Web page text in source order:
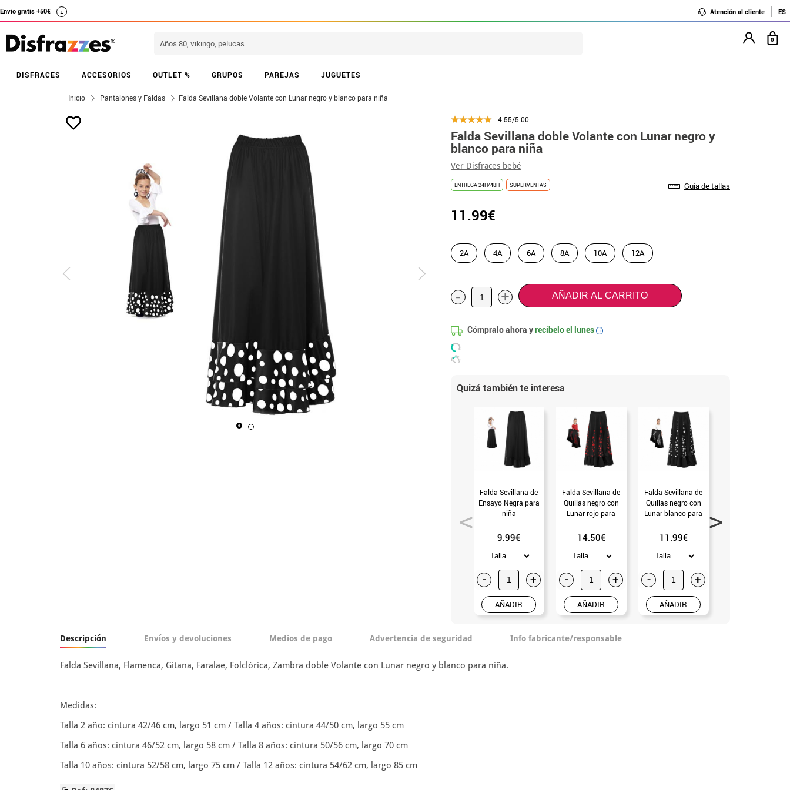
Envío gratis +50€ i Atención al cliente ES
DISFRACES ACCESORIOS OUTLET % GRUPOS PAREJAS JUGUETES
0
Inicio Pantalones y Faldas Falda Sevillana doble Volante con Lunar negro y blanco para niña
4.55/5.00
Falda Sevillana doble Volante con Lunar negro y
blanco para niña
Ver Disfraces bebé
ENTREGA 24H/48H SUPERVENTAS Guía de tallas
11.99€
2A 4A 6A 8A 10A 12A
- + AÑADIR AL CARRITO
Cómpralo ahora yrecíbelo el lunes i
Quizá también te interesa
Falda Sevillana de
Ensayo Negra para
niña
9.99€
- +
AÑADIR
Falda Sevillana de
Quillas negro con
Lunar rojo para
14.50€
- +
AÑADIR
Falda Sevillana de
Quillas negro con
Lunar blanco para
11.99€
- +
AÑADIR
Descripción Envíos y devoluciones Medios de pago Advertencia de seguridad Info fabricante/responsable
Falda Sevillana, Flamenca, Gitana, Faralae, Folclórica, Zambra doble Volante con Lunar negro y blanco para niña.
Medidas:
Talla 2 año: cintura 42/46 cm, largo 51 cm / Talla 4 años: cintura 44/50 cm, largo 55 cm
Talla 6 años: cintura 46/52 cm, largo 58 cm / Talla 8 años: cintura 50/56 cm, largo 70 cm
Talla 10 años: cintura 52/58 cm, largo 75 cm / Talla 12 años: cintura 54/62 cm, largo 85 cm